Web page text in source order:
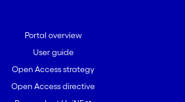
Portal overview
User guide
Open Access strategy
Open Access directive